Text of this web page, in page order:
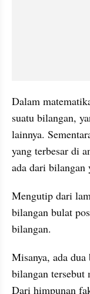
Dalam
suatu bilangan,
lainnya.
yang terbesar di
ada dari bilangan
Mengutip dari
bilangan bulat
bilangan.
Misanya, ada
bilangan
Dari himpunan